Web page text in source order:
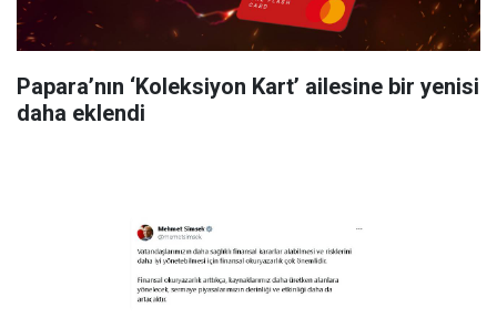
Papara’nın ‘Koleksiyon Kart’ ailesine bir yenisi
daha eklendi